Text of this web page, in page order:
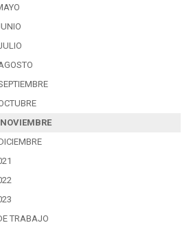
TRABAJO